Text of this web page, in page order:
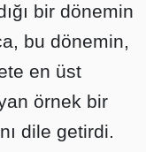
bir dönemin
bu dönemin,
en üst
örnek bir
dile getirdi.